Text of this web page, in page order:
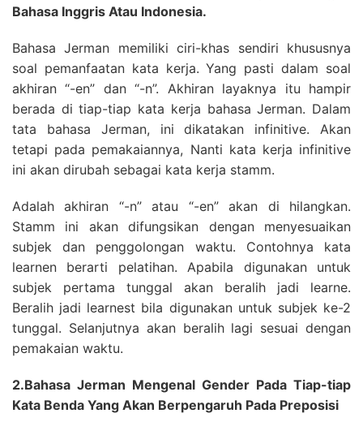
Bahasa Inggris Atau Indonesia.
Bahasa Jerman memiliki ciri-khas sendiri khususnya
soal pemanfaatan kata kerja. Yang pasti dalam soal
akhiran “-en” dan “-n”. Akhiran layaknya itu hampir
berada di tiap-tiap kata kerja bahasa Jerman. Dalam
tata bahasa Jerman, ini dikatakan infinitive. Akan
tetapi pada pemakaiannya, Nanti kata kerja infinitive
ini akan dirubah sebagai kata kerja stamm.
Adalah akhiran “-n” atau “-en” akan di hilangkan.
Stamm ini akan difungsikan dengan menyesuaikan
subjek dan penggolongan waktu. Contohnya kata
learnen berarti pelatihan. Apabila digunakan untuk
subjek pertama tunggal akan beralih jadi learne.
Beralih jadi learnest bila digunakan untuk subjek ke-2
tunggal. Selanjutnya akan beralih lagi sesuai dengan
pemakaian waktu.
2.Bahasa Jerman Mengenal Gender Pada Tiap-tiap
Kata Benda Yang Akan Berpengaruh Pada Preposisi